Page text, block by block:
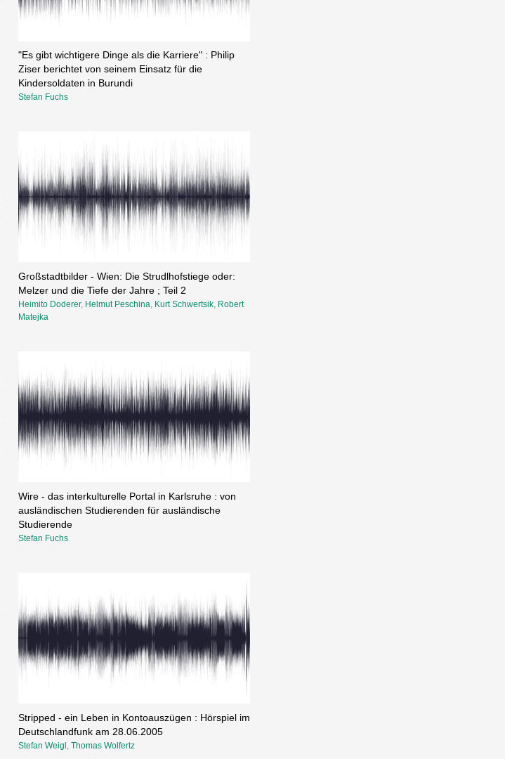
"Es gibt wichtigere Dinge als die Karriere" : Philip
Ziser berichtet von seinem Einsatz für die
Kindersoldaten in Burundi
Stefan Fuchs
Großstadtbilder - Wien: Die Strudlhofstiege oder:
Melzer und die Tiefe der Jahre ; Teil 2
Heimito Doderer, Helmut Peschina, Kurt Schwertsik, Robert
Matejka
Wire - das interkulturelle Portal in Karlsruhe : von
ausländischen Studierenden für ausländische
Studierende
Stefan Fuchs
Stripped - ein Leben in Kontoauszügen : Hörspiel im
Deutschlandfunk am 28.06.2005
Stefan Weigl , Thomas Wolfertz